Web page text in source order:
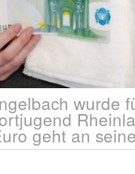
wurde
geht an